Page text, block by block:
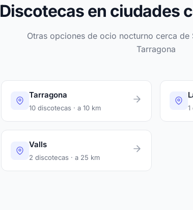
Discotecas en ciudades
Otras opciones de ocio nocturno cerca de
Tarragona
Tarragona
10 discotecas · a 10 km 1
Valls
2 discotecas · a 25 km